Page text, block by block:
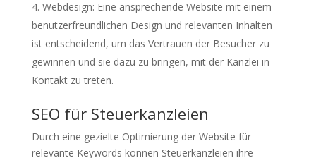
Webdesign: Eine ansprechende Website mit einem
benutzerfreundlichen Design und relevanten Inhalten
ist entscheidend, um das Vertrauen der Besucher zu
gewinnen und sie dazu zu bringen, mit der Kanzlei in
Kontakt zu treten.
SEO für Steuerkanzleien
Durch eine gezielte Optimierung der Website für
relevante Keywords können Steuerkanzleien ihre